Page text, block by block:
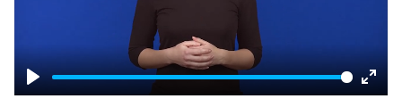
Play
Enter